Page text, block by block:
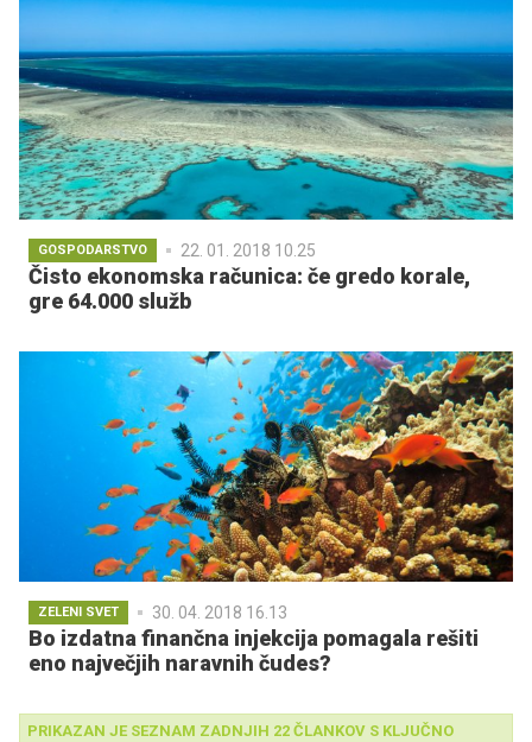
GOSPODARSTVO 22. 01. 2018 10.25
Čisto ekonomska računica: če gredo korale,
gre 64.000 služb
ZELENI SVET 30. 04. 2018 16.13
Bo izdatna finančna injekcija pomagala rešiti
eno največjih naravnih čudes?
PRIKAZAN JE SEZNAM ZADNJIH 22 ČLANKOV S KLJUČNO